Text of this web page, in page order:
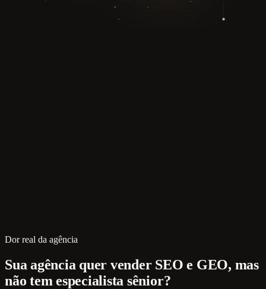
Dor real da agência
Sua agência quer vender SEO e GEO, mas
não tem especialista sênior?